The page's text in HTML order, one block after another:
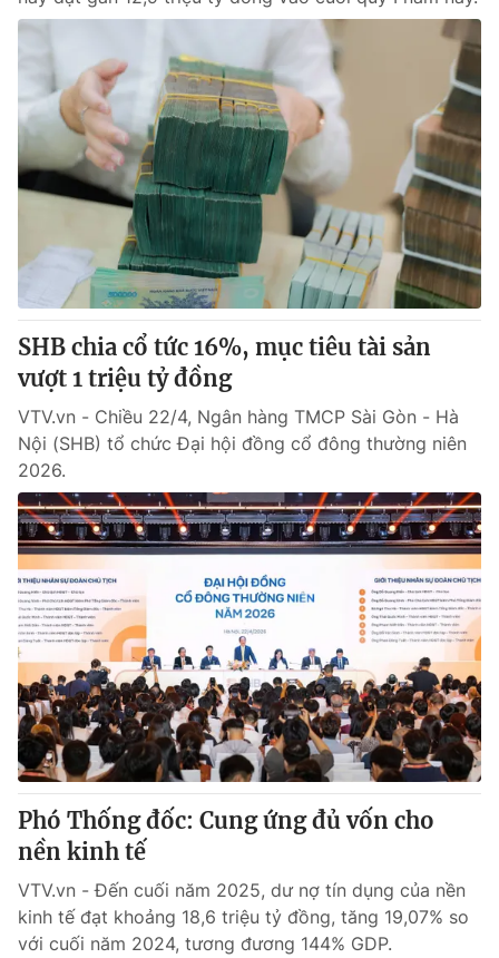
SHB chia cổ tức 16%, mục tiêu tài sản
vượt 1 triệu tỷ đồng
VTV.vn - Chiều 22/4, Ngân hàng TMCP Sài Gòn - Hà
Nội (SHB) tổ chức Đại hội đồng cổ đông thường niên
2026.
Phó Thống đốc: Cung ứng đủ vốn cho
nền kinh tế
VTV.vn - Đến cuối năm 2025, dư nợ tín dụng của nền
kinh tế đạt khoảng 18,6 triệu tỷ đồng, tăng 19,07% so
với cuối năm 2024, tương đương 144% GDP.